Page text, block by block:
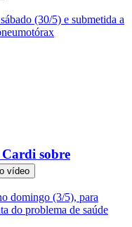
(30/5) e submetida a
sobre
vídeo
domingo (3/5), para
do problema de saúde